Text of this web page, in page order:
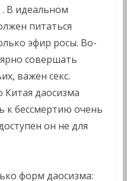
В идеальном
питаться
эфир росы. Во-
совершать
важен секс.
даосизма
к бессмертию очень
он не для
форм даосизма: